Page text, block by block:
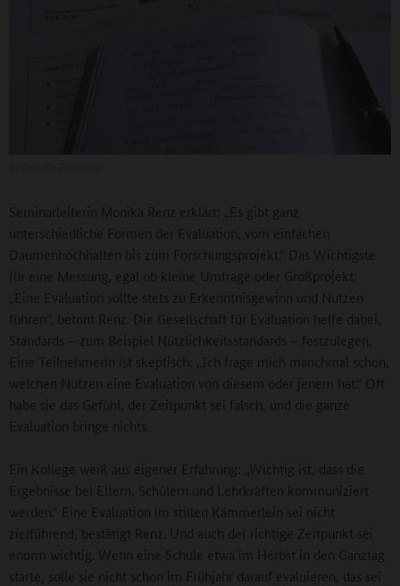
Seminarleiterin Monika Renz erklärt: „Es gibt ganz
unterschiedliche Formen der Evaluation, vom einfachen
Daumenhochhalten bis zum Forschungsprojekt.“ Das Wichtigste
für eine Messung, egal ob kleine Umfrage oder Großprojekt:
„Eine Evaluation sollte stets zu Erkenntnisgewinn und Nutzen
führen“, betont Renz. Die Gesellschaft für Evaluation helfe dabei,
Standards – zum Beispiel Nützlichkeitsstandards – festzulegen.
Eine Teilnehmerin ist skeptisch: „Ich frage mich manchmal schon,
welchen Nutzen eine Evaluation von diesem oder jenem hat.“ Oft
habe sie das Gefühl, der Zeitpunkt sei falsch, und die ganze
Evaluation bringe nichts.
Ein Kollege weiß aus eigener Erfahrung: „Wichtig ist, dass die
Ergebnisse bei Eltern, Schülern und Lehrkräften kommuniziert
werden.“ Eine Evaluation im stillen Kämmerlein sei nicht
zielführend, bestätigt Renz. Und auch der richtige Zeitpunkt sei
enorm wichtig. Wenn eine Schule etwa im Herbst in den Ganztag
starte, solle sie nicht schon im Frühjahr darauf evaluieren, das sei